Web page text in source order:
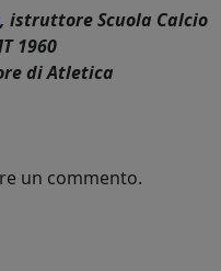
, istruttore Scuola Calcio
1960
di Atletica
un commento.